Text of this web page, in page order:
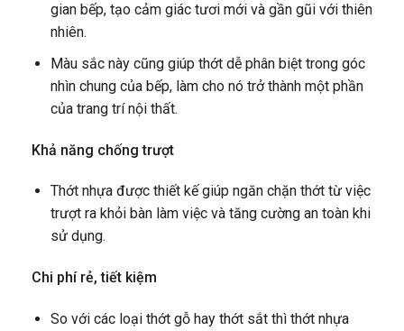
gian bếp, tạo cảm giác tươi mới và gần gũi với thiên
nhiên.
Màu sắc này cũng giúp thớt dễ phân biệt trong góc
nhìn chung của bếp, làm cho nó trở thành một phần
của trang trí nội thất.
Khả năng chống trượt
Thớt nhựa được thiết kế giúp ngăn chặn thớt từ việc
trượt ra khỏi bàn làm việc và tăng cường an toàn khi
sử dụng.
Chi phí rẻ, tiết kiệm
So với các loại thớt gỗ hay thớt sắt thì thớt nhựa